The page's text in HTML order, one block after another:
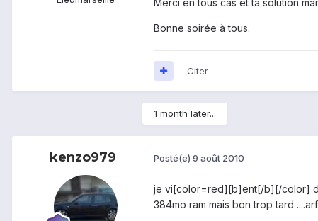
Bonne soirée à tous.
Citer
1 month later...
kenzo979 Posté(e) 9 août 2010
je vi[color=red][b]ent[/b][/color]
384mo ram mais bon trop tard